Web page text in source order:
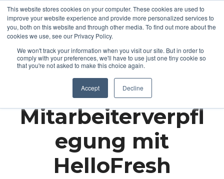
This website stores cookies on your computer. These cookies are used to
improve your website experience and provide more personalized services to
you, both on this website and through other media. To find out more about the
cookies we use, see our Privacy Policy.
We won't track your information when you visit our site. But in order to
comply with your preferences, we'll have to use just one tiny cookie so
that you're not asked to make this choice again.
Accept Decline
Mitarbeiterverpfl
egung mit
HelloFresh